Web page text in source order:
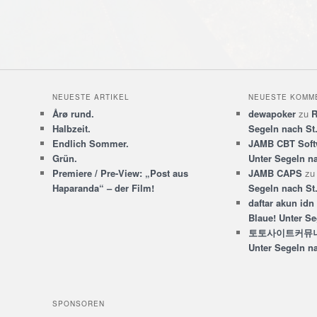
NEUESTE ARTIKEL
Årø rund.
Halbzeit.
Endlich Sommer.
Grün.
Premiere / Pre-View: „Post aus
Haparanda“ – der Film!
NEUESTE
dewapoker zu
Segeln nach
JAMB CBT
Unter Segeln
JAMB CAPS
Segeln nach
daftar akun idn
Blaue! Unter
토토사이트커뮤
Unter Segeln
SPONSOREN